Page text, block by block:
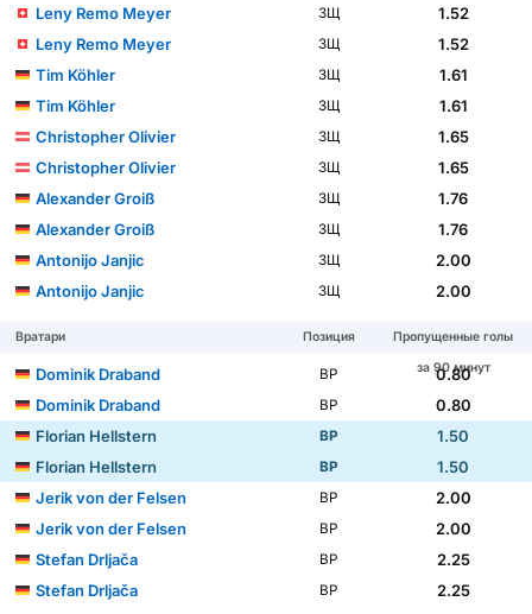
Leny Remo Meyer
ЗЩ
1.52
Leny Remo Meyer
ЗЩ
1.52
Tim Köhler
ЗЩ
1.61
Tim Köhler
ЗЩ
1.61
Christopher Olivier
ЗЩ
1.65
Christopher Olivier
ЗЩ
1.65
Alexander Groiß
ЗЩ
1.76
Alexander Groiß
ЗЩ
1.76
Antonijo Janjic
ЗЩ
2.00
Antonijo Janjic
ЗЩ 2.00
Вратари Позиция
Пропущенные голы
за 90 минут
Dominik Draband ВР
0.80
Dominik Draband
ВР
0.80
Florian Hellstern
ВР
1.50
Florian Hellstern
ВР
1.50
Jerik von der Felsen
ВР
2.00
Jerik von der Felsen
ВР
2.00
Stefan Drljača
ВР
2.25
Stefan Drljača
ВР 2.25